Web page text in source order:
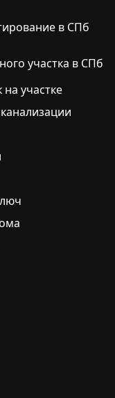
в СПб
участка в СПб
участке